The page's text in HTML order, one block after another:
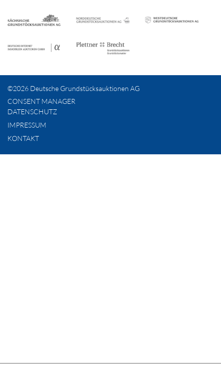
©2026 Deutsche Grundstücksauktionen AG
CONSENT MANAGER
DATENSCHUTZ
IMPRESSUM
KONTAKT